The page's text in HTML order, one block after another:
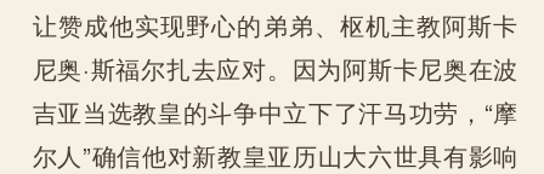
让赞成他实现野心的弟弟、枢机主教阿斯卡
尼奥·斯福尔扎去应对。因为阿斯卡尼奥在波
吉亚当选教皇的斗争中立下了汗马功劳，“摩
尔人”确信他对新教皇亚历山大六世具有影响